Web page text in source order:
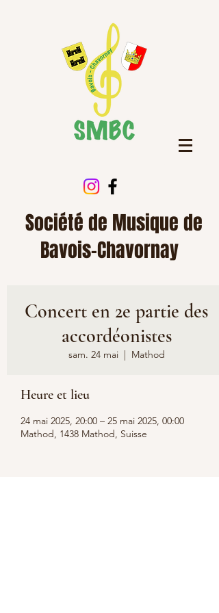
Société de Musique de
Bavois-Chavornay
Concert en 2e partie des
accordéonistes
sam. 24 mai
  |
Mathod
Heure et lieu
24 mai 2025, 20:00 – 25 mai 2025, 00:00
Mathod, 1438 Mathod, Suisse